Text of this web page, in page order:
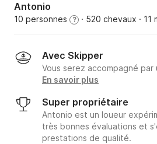
Antonio
10 personnes ? · 520 chevaux · 11
Avec Skipper
Vous serez accompagné par
En savoir plus
Super propriétaire
Antonio est un loueur
très bonnes évaluations et
prestations de qualité.